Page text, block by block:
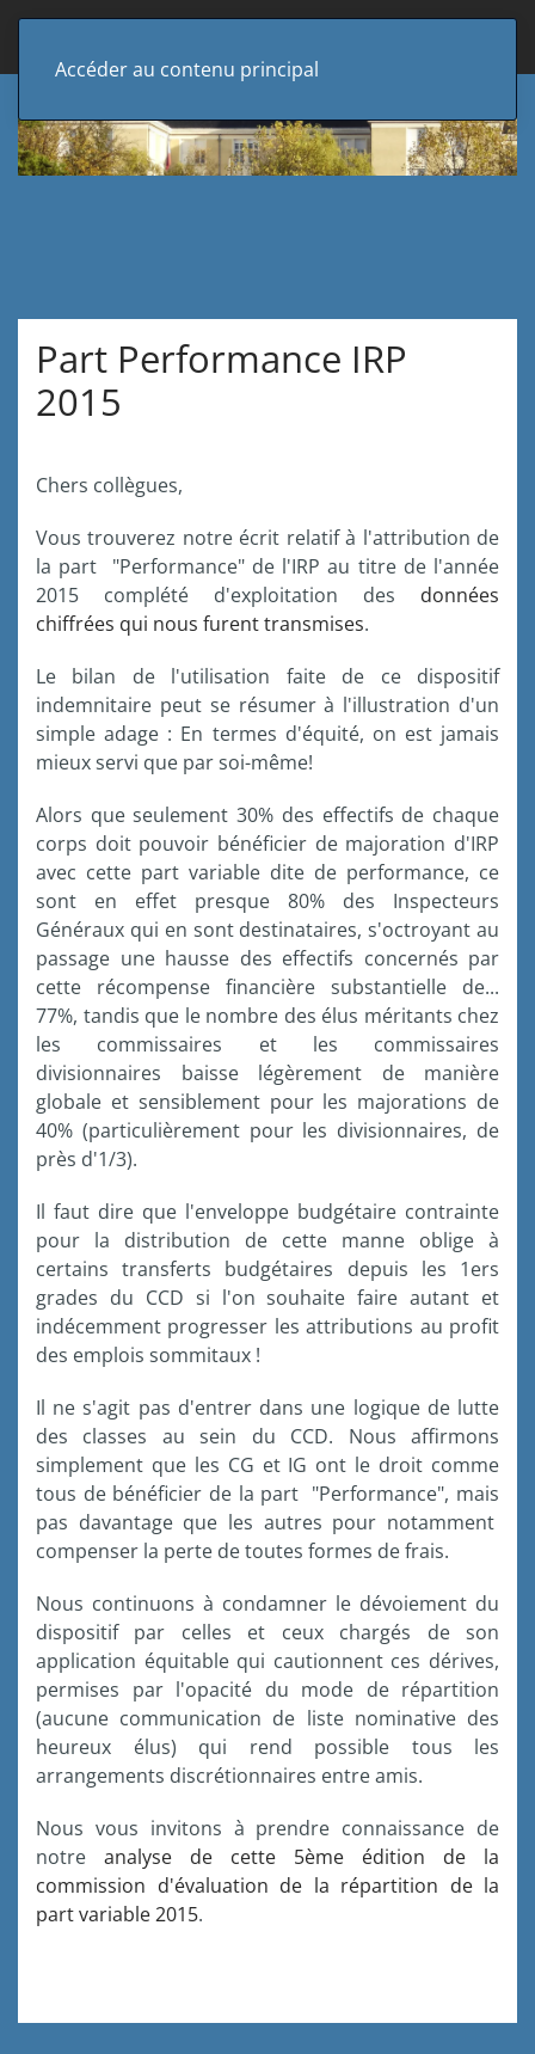
Accéder au contenu principal
Part Performance IRP
2015
Chers collègues,
Vous trouverez notre écrit relatif à l'attribution de
la part "Performance" de l'IRP au titrede l'année
2015 complété d'exploitation des données
chiffrées qui nous furenttransmises.
Le bilan de l'utilisation faitede ce
dispositif
indemnitaire peutse résumer à l'illustration d'un
simple adage : En termes d'équité, on est jamais
mieuxservi que parsoi-même!
Alors que seulement 30% des effectifs de chaque
corps doit pouvoir bénéficier de majoration d'IRP
avec cette part variable dite de performance, ce
sont en effet presque 80% des Inspecteurs
Généraux qui en sont destinataires,s'octroyant au
passage une hausse des effectifs concernés par
cette
récompense financière substantielle de...
77%, tandis que le nombre des élus méritants chez
les commissaires et les commissaires
divisionnaires
baisse légèrement de manière
globale et sensiblementpour les majorations de
40% (particulièrementpour les divisionnaires, de
près d'1/3).
Il faut dire que l'enveloppe budgétaire contrainte
pour la distribution de cette manne oblige à
certains transferts budgétaires depuis les 1ers
grades du CCD si l'on souhaite faireautant et
indécemment progresser les attributions au profit
des emplois sommitaux !
Il nes'agit pas d'entrer dans une logiquede lutte
des classes ausein du CCD. Nous affirmons
simplement queles CG et IG ont le droit comme
tous de bénéficier de la part "Performance", mais
pas davantage que les autres pour notamment
compenser la perte detoutes formes defrais.
Nous continuons à condamner le dévoiement du
dispositifpar celles et ceux chargés de son
application équitablequi cautionnent ces dérives,
permises par l'opacité du mode de répartition
(aucune communication de listenominative des
heureux
élus) qui rend possible tous les
arrangements discrétionnaires entreamis.
Nous vous invitons à prendre connaissance de
notre
analyse de cette 5ème édition de la
commission d'évaluation de la répartition de la
part variable 2015.